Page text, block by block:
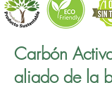
Carbón
aliado de la